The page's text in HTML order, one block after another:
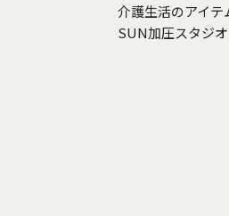
介護生活のアイテ
SUN加圧スタジオ